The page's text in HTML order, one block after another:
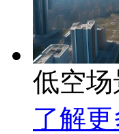
低空
了解更